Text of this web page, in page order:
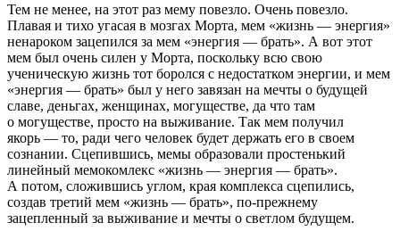
Тем не менее, на этот раз мему повезло. Очень повезло.
Плавая и тихо угасая в мозгах Морта, мем «жизнь — энергия»
ненароком зацепился за мем «энергия — брать». А вот этот
мем был очень силен у Морта, поскольку всю свою
ученическую жизнь тот боролся с недостатком энергии, и мем
«энергия — брать» был у него завязан на мечты о будущей
славе, деньгах, женщинах, могуществе, да что там
о могуществе, просто на выживание. Так мем получил
якорь — то, ради чего человек будет держать его в своем
сознании. Сцепившись, мемы образовали простенький
линейный мемокомлекс «жизнь — энергия — брать».
А потом, сложившись углом, края комплекса сцепились,
создав третий мем «жизнь — брать», по-прежнему
зацепленный за выживание и мечты о светлом будущем.